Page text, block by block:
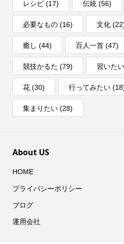
レシピ(17) 伝統(56)
必要なもの(16) 文化
癒し (44) 百人一首(47)
競技かるた (79) 習いたい
花(30) 行ってみたい
集まりたい(28)
About US
HOME
プライバシーポリシー
ブログ
運用会社